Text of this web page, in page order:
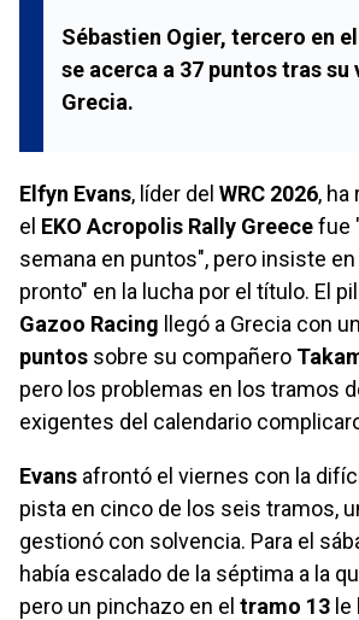
Sébastien Ogier, tercero en
se acerca a 37 puntos tras su
Grecia.
Elfyn Evans, líder del WRC 2026, ha
el EKO Acropolis Rally Greecefue
semana en puntos", pero insiste
pronto" en la lucha por el título. El
Gazoo Racing llegó a Grecia con
puntos sobre su compañero
pero los problemas en los tramos
exigentes del calendario
Evans afrontó el viernes con la
pista en cinco de los seis tramos,
gestionó con solvencia. Para el
había escalado de la séptima a la
pero un pinchazo en el tramo 13 le